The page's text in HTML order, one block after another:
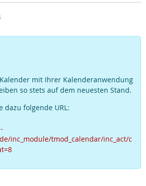
mit Ihrer Kalenderanwendung
so stets auf dem neuesten Stand.
dazu folgende URL:
inc_module/tmod_calendar/inc_act/c